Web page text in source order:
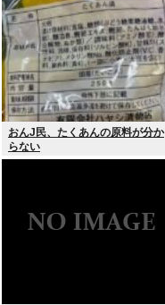
おんJ民、たくあんの原料が分か
らない